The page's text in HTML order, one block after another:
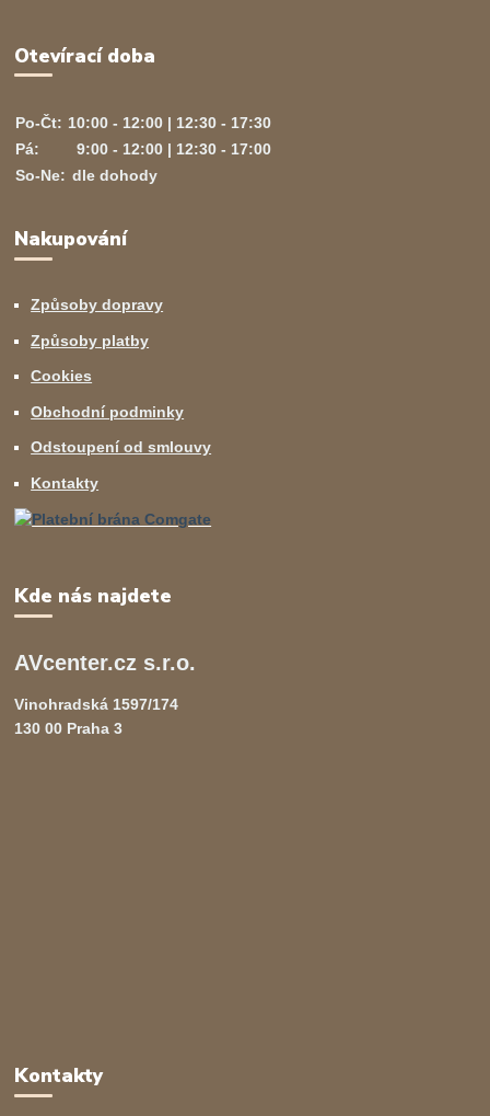
Otevírací doba
Po-Čt: 10:00 - 12:00 | 12:30 - 17:30
Pá:
9:00 - 12:00 | 12:30 - 17:00
So-Ne: dle dohody
Nakupování
Způsoby dopravy
Způsoby platby
Cookies
Obchodní podminky
Odstoupení od smlouvy
Kontakty
Kde nás najdete
AVcenter.cz s.r.o.
Vinohradská 1597/174
130 00 Praha 3
Kontakty